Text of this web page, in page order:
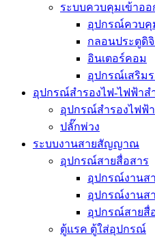
ระบบควบคุมเข้าออ
อุปกรณ์ควบคุ
กลอนประตูดิ
อินเตอร์คอม
อุปกรณ์เสริม
อุปกรณ์สำรองไฟ-ไฟฟ้าส
อุปกรณ์สำรองไฟฟ้า
ปลั๊กพ่วง
ระบบงานสายสัญญาณ
อุปกรณ์สายสื่อสาร
อุปกรณ์งานส
อุปกรณ์งานส
อุปกรณ์สายสื่
ตู้แรค ตู้ใส่อุปกรณ์